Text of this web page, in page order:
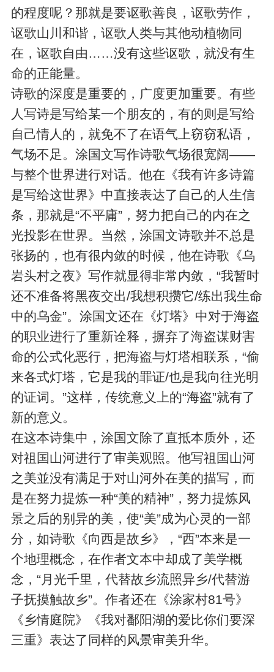
的程度呢？那就是要讴歌善良，讴歌劳作，
讴歌山川和谐，讴歌人类与其他动植物同
在，讴歌自由……没有这些讴歌，就没有生
命的正能量。
诗歌的深度是重要的，广度更加重要。有些
人写诗是写给某一个朋友的，有的则是写给
自己情人的，就免不了在语气上窃窃私语，
气场不足。涂国文写作诗歌气场很宽阔——
与整个世界进行对话。他在《我有许多诗篇
是写给这世界》中直接表达了自己的人生信
条，那就是“不平庸”，努力把自己的内在之
光投影在世界。当然，涂国文诗歌并不总是
张扬的，也有很内敛的时候，他在诗歌《乌
岩头村之夜》写作就显得非常内敛，“我暂时
还不准备将黑夜交出/我想积攒它/练出我生命
中的乌金”。涂国文还在《灯塔》中对于海盗
的职业进行了重新诠释，摒弃了海盗谋财害
命的公式化恶行，把海盗与灯塔相联系，“偷
来各式灯塔，它是我的罪证/也是我向往光明
的证词。”这样，传统意义上的“海盗”就有了
新的意义。
在这本诗集中，涂国文除了直抵本质外，还
对祖国山河进行了审美观照。他写祖国山河
之美並没有满足于对山河外在美的描写，而
是在努力提炼一种“美的精神”，努力提炼风
景之后的别异的美，使“美”成为心灵的一部
分，如诗歌《向西是故乡》，“西”本来是一
个地理概念，在作者文本中却成了美学概
念，“月光千里，代替故乡流照异乡/代替游
子抚摸触故乡”。作者还在《涂家村81号》
《乡情庭院》《我对鄱阳湖的爱比你们要深
三重》表达了同样的风景审美升华。